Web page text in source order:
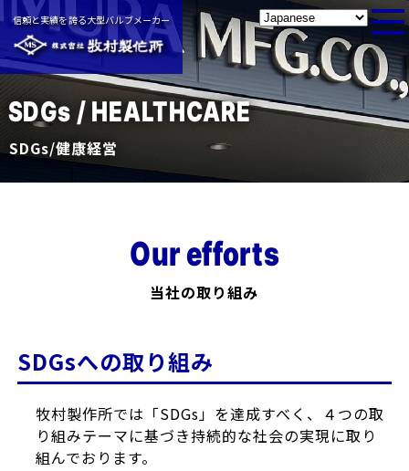
信頼と実績を誇る大型バルブメーカー
SDGs/健康経営
SDGs / HEALTHCARE
Our efforts
当社の取り組み
SDGsへの取り組み
牧村製作所では「SDGs」を達成すべく、４つの取
り組みテーマに基づき持続的な社会の実現に取り
組んでおります。